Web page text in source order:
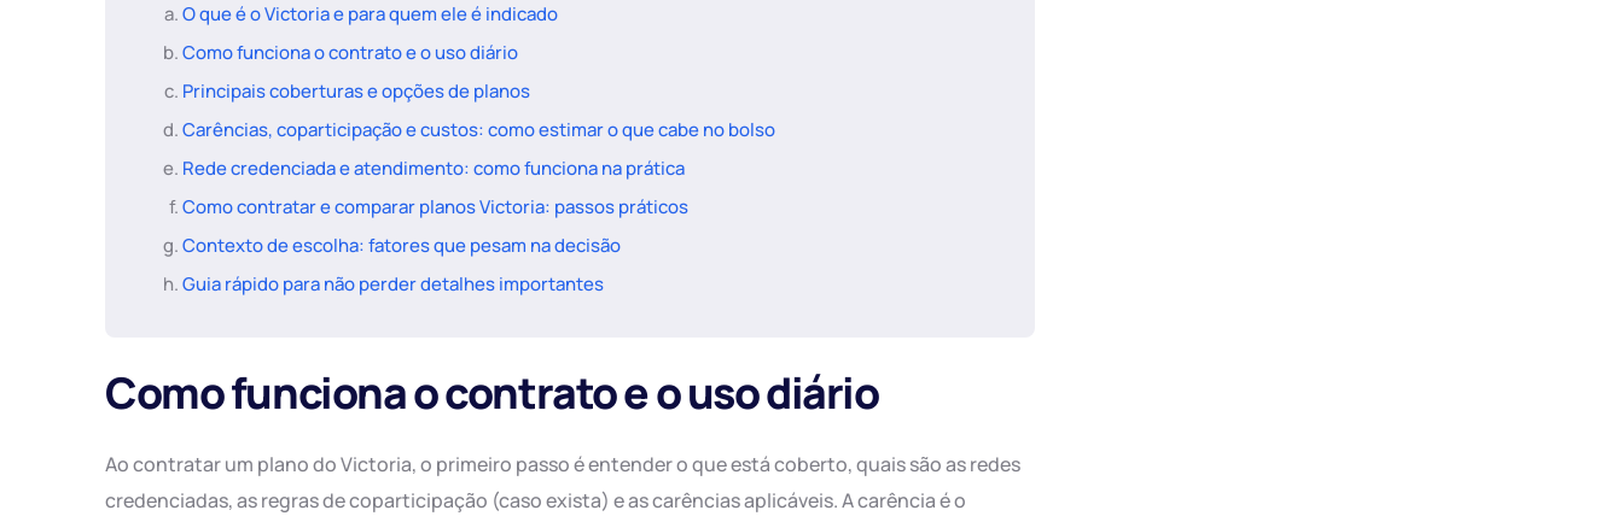
O que é o Victoria e para quem ele é indicado
Como funciona o contrato e o uso diário
Principais coberturas e opções de planos
Carências, coparticipação e custos: como estimar o que cabe no bolso
Rede credenciada e atendimento: como funciona na prática
Como contratar e comparar planos Victoria: passos práticos
Contexto de escolha: fatores que pesam na decisão
Guia rápido para não perder detalhes importantes
Como funciona o contrato e o uso diário
Ao contratar um plano do Victoria, o primeiro passo é entender o que está coberto, quais são as redes
credenciadas, as regras de coparticipação (caso exista) e as carências aplicáveis. A carência é o